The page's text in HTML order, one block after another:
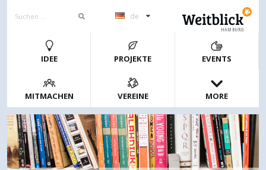
de
HAMBURG
IDEE PROJEKTE EVENTS
MITMACHEN VEREINE MORE